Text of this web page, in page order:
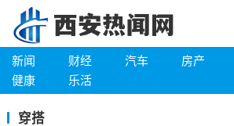
新闻 财经 汽车 房产
健康
乐活
穿搭